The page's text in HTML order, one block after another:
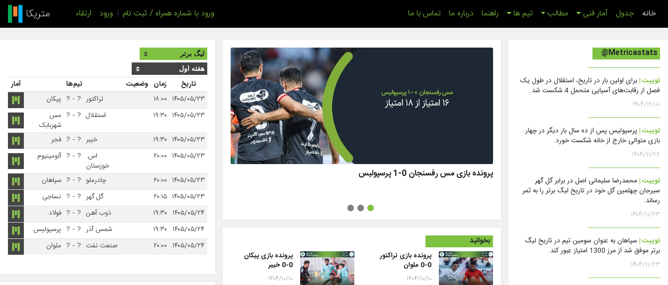
خانه (اینجا)
جدول آمار فنی مطالب تیم ها راهنما درباره ما تماس با ما ورود با شماره همراه / ثبت نام | ورود ارتقاء
پرونده بازی مس رفسنجان 0-1 پرسپولیس
بخوانید
پرونده بازی تراکتور
0-0 ملوان
۱۴۰۴/۱۰/۱۰
پرونده بازی پیکان
0-0 خیبر
۱۴۰۴/۱۰/۱۰
@Metricastats
توییت |برای اولین بار در تاریخ، استقلال در طول یک
فصل از رقابت‌های آسیایی متحمل 4 شکست شد.
۱۴۰۴/۱۲/۰۱
توییت |پرسپولیس پس از ده سال بار دیگر در چهار
بازی متوالی خارج از خانه شکست خورد.
۱۴۰۴/۱۱/۲۶
توییت |محمدرضا سلیمانی اصل در برابر گل گهر
سیرجان چهلمین گل خود در تاریخ لیگ برتر را به ثمر
رساند.
۱۴۰۴/۱۱/۲۳
توییت | سپاهان به عنوان سومین تیم در تاریخ لیگ
برتر موفق شد از مرز 1300 امتیاز عبور کند.
۱۴۰۴/۱۱/۲۳
تاریخ زمان وضعیت تیم‌ها
آمار
۱۴۰۵/۰۵/۲۳ ۱۸:۰۰ تراکتور ?
-
? پیکان
۱۴۰۵/۰۵/۲۳ ۱۹:۳۰ استقلال ?
-
? مس
شهربابک
۱۴۰۵/۰۵/۲۳ ۱۹:۳۰ خیبر ?
-
? فجر
۱۴۰۵/۰۵/۲۳ ۲۰:۰۰
اس.
خوزستان
?
-
? آلومینیوم
۱۴۰۵/۰۵/۲۳ ۲۰:۰۰ چادرملو ?
-
? سپاهان
۱۴۰۵/۰۵/۲۳ ۲۰:۱۵ گل گهر ?
-
? نساجی
۱۴۰۵/۰۵/۲۴ ۱۹:۳۰ ذوب آهن ?
-
? فولاد
۱۴۰۵/۰۵/۲۴ ۱۹:۳۰ شمس آذر ?
-
? پرسپولیس
۱۴۰۵/۰۵/۲۴ ۲۰:۰۰ صنعت نفت ?
-
? ملوان